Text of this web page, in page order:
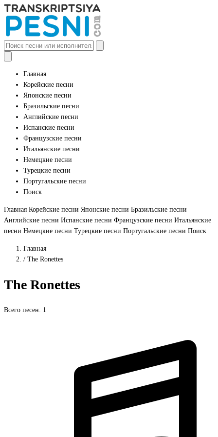
Главная
Корейские песни
Японские песни
Бразильские песни
Английские песни
Испанские песни
Французские песни
Итальянские песни
Немецкие песни
Турецкие песни
Португальские песни
Поиск
Главная Корейские песни Японские песни Бразильские песни
Английские песни Испанские песни Французские песни Итальянские
песни Немецкие песни Турецкие песни Португальские песни Поиск
Главная
/ The Ronettes
The Ronettes
Всего песен: 1